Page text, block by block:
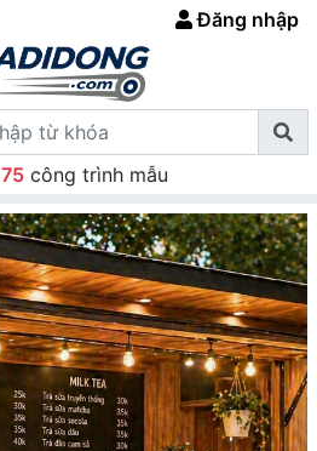
Đăng nhập
75công trình mẫu